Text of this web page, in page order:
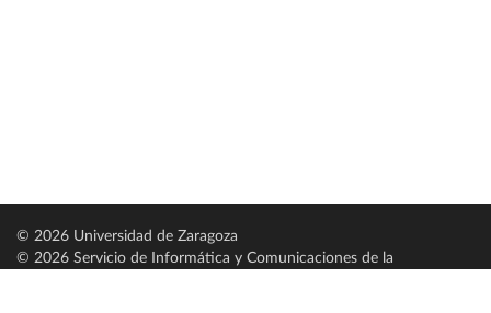
© 2026 Universidad de Zaragoza
© 2026 Servicio de Informática y Comunicaciones de la